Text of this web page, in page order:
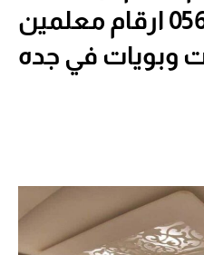
ت:0560952067 ارقام معلمين
وبويات في جده